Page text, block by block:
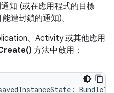
知 (或在應用程式的目標
遭封鎖的通知)。
、Activity 或其他應用
方法中啟用：
: Bundle?)